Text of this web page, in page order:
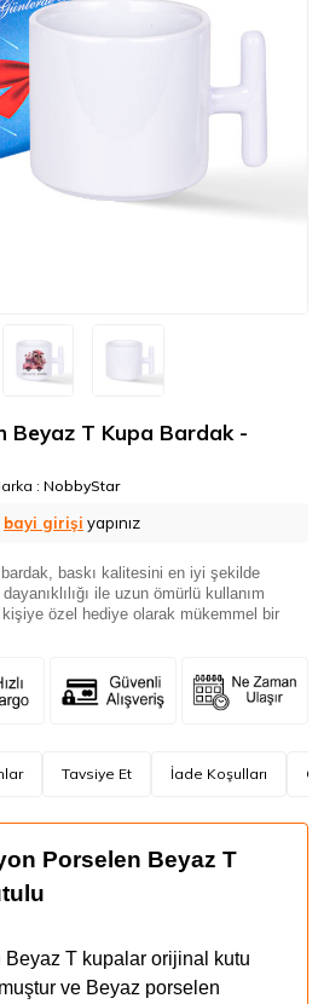
Beyaz T Kupa Bardak -
: NobbyStar
bayi girişi yapınız
baskı kalitesini en iyi şekilde
ile uzun ömürlü kullanım
özel hediye olarak mükemmel bir
Tavsiye Et İade Koşulları
Porselen Beyaz T
T kupalar orijinal kutu
ve Beyaz porselen